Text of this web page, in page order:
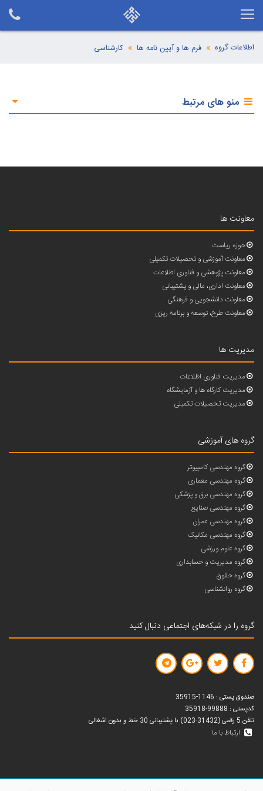
اطلاعات گروه فرم ها و آیین نامه ها کارشناسی
منو های مرتبط
معاونت ها
حوزه ریاست
معاونت آموزشی و تحصیلات تکمیلی
معاونت پژوهشی و فناوری اطلاعات
معاونت اداری، مالی و پشتیبانی
معاونت دانشجویی و فرهنگی
معاونت طرح، توسعه و برنامه ریزی
مدیریت ها
مدیریت فناوری اطلاعات
مدیریت کارگاه ها و آزمایشگاه
مدیریت تحصیلات تکمیلی
گروه های آموزشی
گروه مهندسی کامپیوتر
گروه مهندسی معماری
گروه مهندسی برق و پزشکی
گروه مهندسی صنایع
گروه مهندسی عمران
گروه مهندسی مکانیک
گروه علوم ورزشی
گروه مدیریت و حسابداری
گروه حقوق
گروه روانشناسی
گروه را در شبکه‌های اجتماعی دنبال کنید
صندوق پستی : 1146-35915
کدپستی : 99888-35918
تلفن 5 رقمی (31432-023) با پشتیبانی 30 خط و بدون اشغالی
ارتباط با ما